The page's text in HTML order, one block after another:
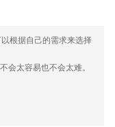
,视频画面自动切换为学
根据自己的需求来选择
会太容易也不会太难。